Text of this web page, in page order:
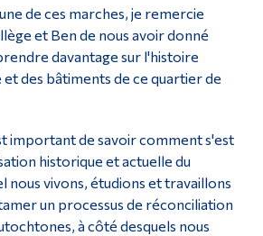
de ces marches, je remercie
et Ben de nous avoir donné
davantage sur l'histoire
des bâtiments de ce quartier de
important de savoir comment s'est
historique et actuelle du
nous vivons, étudions et travaillons
un processus de réconciliation
à côté desquels nous